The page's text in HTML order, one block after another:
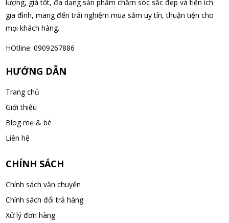
Nguyễn Văn Cảnh đã mua sản phẩm Sữa Meiji số 0 Hohoemi
não Noguchi Ekisu 200 Viên
08/08/2026
Võ Huỳnh Lanh đã mua sản phẩm Viên uống tiền đình bổ não
08/08/2026
Thạch Quốc Lâm đã mua sản phẩm Sữa Meiji số 0 Hohoemi
Milk (0-1 tuổi), hàng nội địa Nhật (hộp thiếc 800g)
08/08/2026
lượng, giá tốt, đa dạng sản phẩm chăm sóc sắc đẹp và tiện ích
gia đình, mang đến trải nghiệm mua sắm uy tín, thuận tiện cho
mọi khách hàng.
HOtline: 0909267886
HƯỚNG DẪN
Trang chủ
Giới thiệu
Blog mẹ & bé
Liên hệ
CHÍNH SÁCH
Chính sách vận chuyển
Chính sách đổi trả hàng
Xử lý đơn hàng